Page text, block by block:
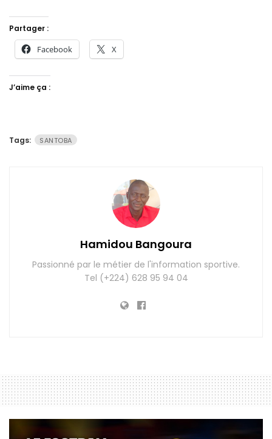
Partager :
Facebook X
J’aime ça :
Tags: SANTOBA
Hamidou Bangoura
Passionné par le métier de l'information sportive.
Tel (+224) 628 95 94 04